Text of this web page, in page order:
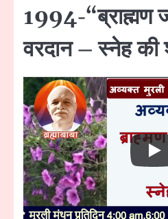
1994-“ब्राह्मण
वरदान – स्नेह की